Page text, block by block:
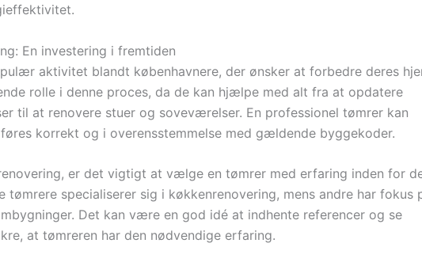
En investering i fremtiden
aktivitet blandt københavnere, der ønsker at forbedre deres
rolle i denne proces, da de kan hjælpe med alt fra at opdatere
til at renovere stuer og soveværelser. En professionel tømrer kan
korrekt og i overensstemmelse med gældende byggekoder.
er det vigtigt at vælge en tømrer med erfaring inden for
tømrere specialiserer sig i køkkenrenovering, mens andre har fokus
Det kan være en god idé at indhente referencer og se
at tømreren har den nødvendige erfaring.